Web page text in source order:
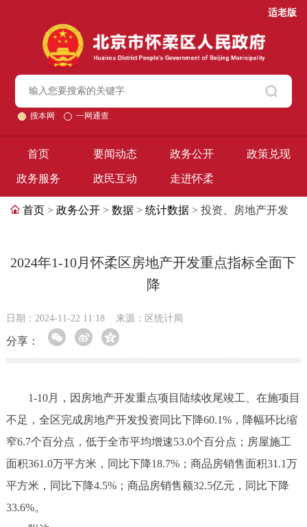
适老版
搜本网 一网通查
首页 要闻动态 政务公开 政策兑现
政务服务 政民互动 走进怀柔
首页 > 政务公开 > 数据 > 统计数据 > 投资、房地产开发
2024年1-10月怀柔区房地产开发重点指标全面下
降
日期：2024-11-22 11:18 来源：区统计局
分享：
1-10月，因房地产开发重点项目陆续收尾竣工、在施项目
不足，全区完成房地产开发投资同比下降60.1%，降幅环比缩
窄6.7个百分点，低于全市平均增速53.0个百分点；房屋施工
面积361.0万平方米，同比下降18.7%；商品房销售面积31.1万
平方米，同比下降4.5%；商品房销售额32.5亿元，同比下降
33.6%。